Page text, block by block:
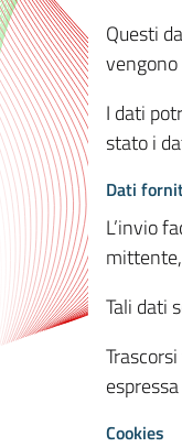
Questi
I dati
stato i
Dati
L’invio
Tali dati
Cookies